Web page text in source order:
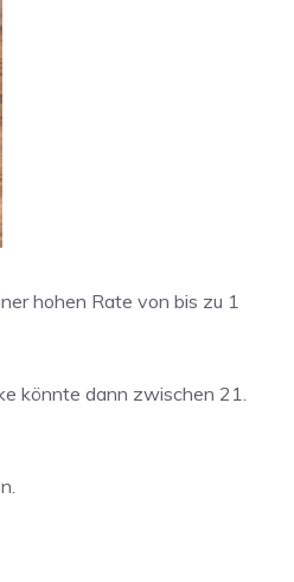
hohen Rate von bis zu 1
könnte dann zwischen 21.